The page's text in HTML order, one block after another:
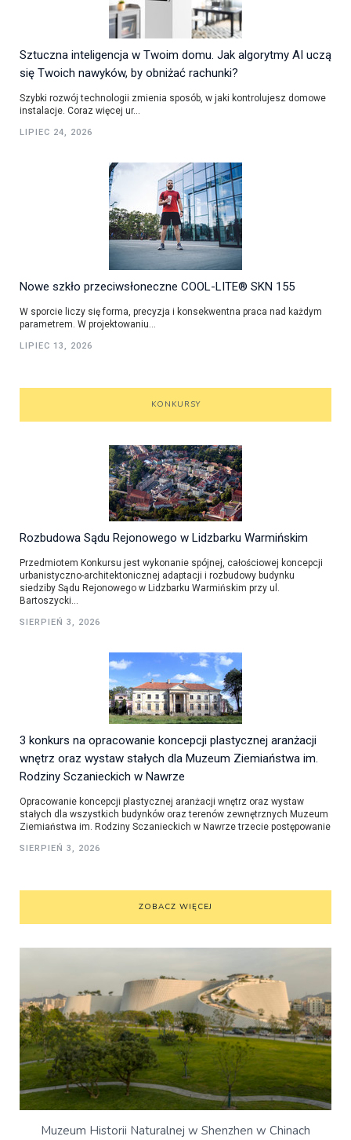
Sztuczna inteligencja w Twoim domu. Jak algorytmy AI uczą
się Twoich nawyków, by obniżać rachunki?
Szybki rozwój technologii zmienia sposób, w jaki kontrolujesz domowe
instalacje. Coraz więcej ur...
LIPIEC 24, 2026
Nowe szkło przeciwsłoneczne COOL-LITE® SKN 155
W sporcie liczy się forma, precyzja i konsekwentna praca nad każdym
parametrem. W projektowaniu...
LIPIEC 13, 2026
KONKURSY
Rozbudowa Sądu Rejonowego w Lidzbarku Warmińskim
Przedmiotem Konkursu jest wykonanie spójnej, całościowej koncepcji
urbanistyczno-architektonicznej adaptacji i rozbudowy budynku
siedziby Sądu Rejonowego w Lidzbarku Warmińskim przy ul.
Bartoszycki...
SIERPIEŃ 3, 2026
3 konkurs na opracowanie koncepcji plastycznej aranżacji
wnętrz oraz wystaw stałych dla Muzeum Ziemiaństwa im.
Rodziny Sczanieckich w Nawrze
Opracowanie koncepcji plastycznej aranżacji wnętrz oraz wystaw
stałych dla wszystkich budynków oraz terenów zewnętrznych Muzeum
Ziemiaństwa im. Rodziny Sczanieckich w Nawrze trzecie postępowanie
SIERPIEŃ 3, 2026
ZOBACZ WIĘCEJ
Muzeum Historii Naturalnej w Shenzhen w Chinach